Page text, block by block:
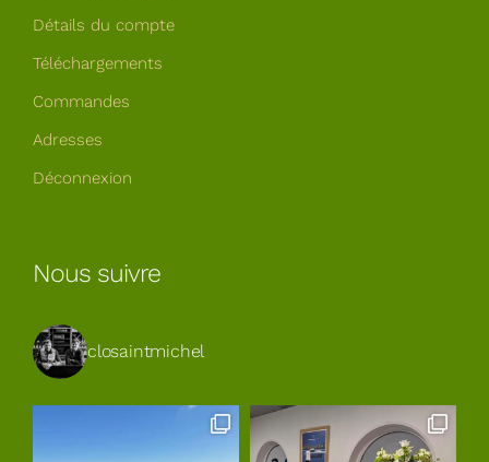
Détails du compte
Téléchargements
Commandes
Adresses
Déconnexion
Nous suivre
closaintmichel